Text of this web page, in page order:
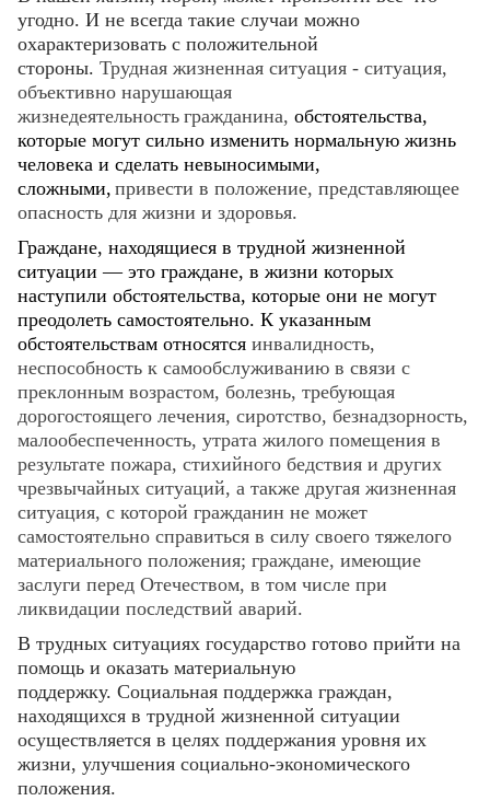
угодно. И не всегда такие случаи можно
охарактеризовать с положительной
стороны. Трудная жизненная ситуация - ситуация,
объективно нарушающая
жизнедеятельность гражданина, обстоятельства,
которые могут сильно изменить нормальную жизнь
человека и сделать невыносимыми,
сложными, привести в положение, представляющее
опасность для жизни и здоровья.
Граждане, находящиеся в трудной жизненной
ситуации — это граждане, в жизни которых
наступили обстоятельства, которые они не могут
преодолеть самостоятельно. К указанным
обстоятельствам относятся инвалидность,
неспособность к самообслуживанию в связи с
преклонным возрастом, болезнь, требующая
дорогостоящего лечения, сиротство, безнадзорность,
малообеспеченность, утрата жилого помещения в
результате пожара, стихийного бедствия и других
чрезвычайных ситуаций, а также другая жизненная
ситуация, с которой гражданин не может
самостоятельно справиться в силу своего тяжелого
материального положения; граждане, имеющие
заслуги перед Отечеством, в том числе при
ликвидации последствий аварий.
В трудных ситуациях государство готово прийти на
помощь и оказать материальную
поддержку. Социальная поддержка граждан,
находящихся в трудной жизненной ситуации
осуществляется в целях поддержания уровня их
жизни, улучшения социально-экономического
положения.